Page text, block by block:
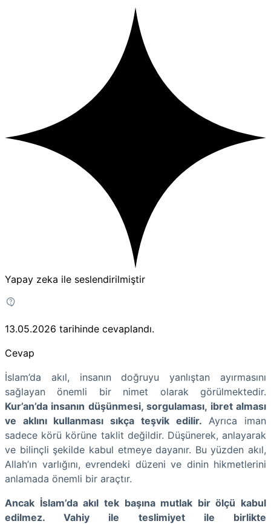
Yapay zeka ile seslendirilmiştir
13.05.2026 tarihinde cevaplandı.
Cevap
İslam’da akıl, insanın doğruyu yanlıştan ayırmasını
sağlayan önemli bir nimet olarak görülmektedir.
Kur’an’da insanın düşünmesi, sorgulaması, ibret alması
ve aklını kullanması sıkça teşvik edilir. Ayrıca iman
sadece körü körüne taklit değildir. Düşünerek, anlayarak
ve bilinçli şekilde kabul etmeye dayanır. Bu yüzden akıl,
Allah’ın varlığını, evrendeki düzeni ve dinin hikmetlerini
anlamada önemli bir araçtır.
Ancak İslam’da akıl tek başına mutlak bir ölçü kabul
edilmez. Vahiy ile teslimiyet ile birlikte